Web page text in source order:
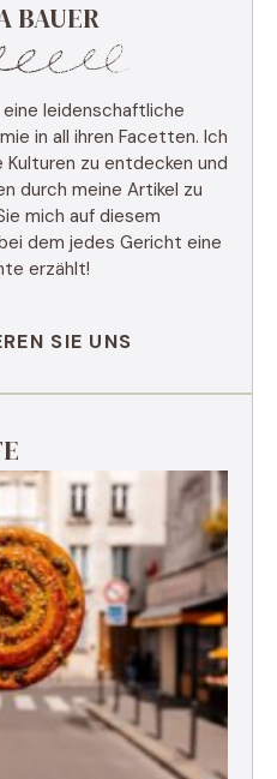
BAUER
eine leidenschaftliche
in all ihren Facetten. Ich
Kulturen zu entdecken und
durch meine Artikel zu
mich auf diesem
dem jedes Gericht eine
erzählt!
SIE UNS